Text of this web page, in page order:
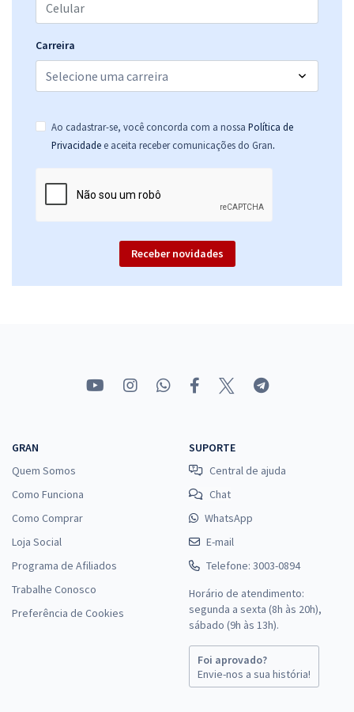
Carreira
Ao cadastrar-se, você concorda com a nossa Política de
Privacidade e aceita receber comunicações do Gran.
Receber novidades
GRAN
Quem Somos
Como Funciona
Como Comprar
Loja Social
Programa de Afiliados
Trabalhe Conosco
Preferência de Cookies
SUPORTE
Central de ajuda
Chat
WhatsApp
E-mail
Telefone: 3003-0894
Horário de atendimento:
segunda a sexta (8h às 20h),
sábado (9h às 13h).
Foi aprovado?
Envie-nos a sua história!